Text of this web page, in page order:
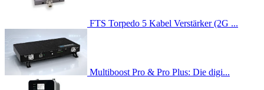
FTS Torpedo 5 Kabel Verstärker (2G ...
Multiboost Pro & Pro Plus: Die digi...